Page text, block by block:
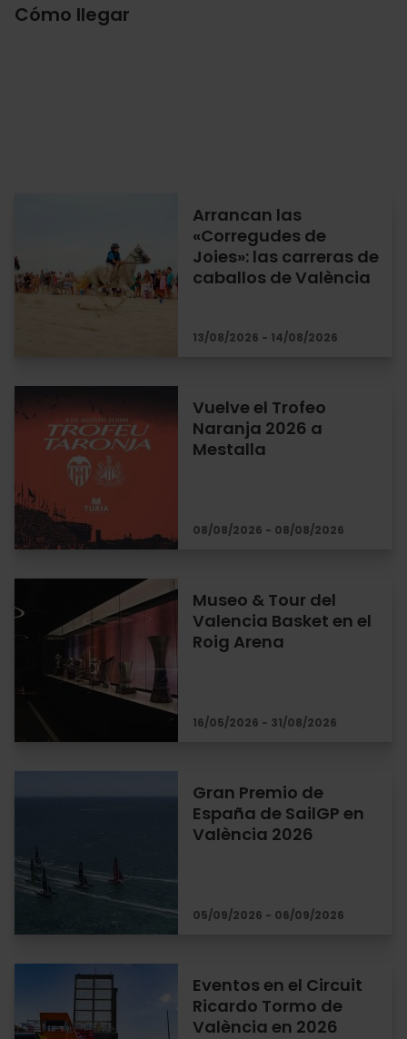
Cómo llegar
Arrancan las
«Corregudes de
Joies»: las carreras de
caballos de València
13/08/2026 - 14/08/2026
Vuelve el Trofeo
Naranja 2026 a
Mestalla
08/08/2026 - 08/08/2026
Museo & Tour del
Valencia Basket en el
Roig Arena
16/05/2026 - 31/08/2026
Gran Premio de
España de SailGP en
València 2026
05/09/2026 - 06/09/2026
Eventos en el Circuit
Ricardo Tormo de
València en 2026